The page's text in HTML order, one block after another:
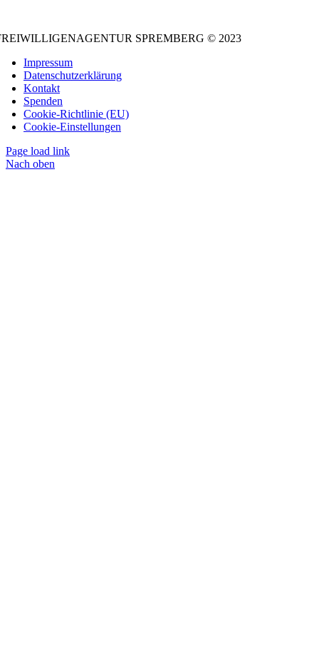
SPREMBERG © 2023
Impressum
Datenschutzerklärung
Kontakt
Spenden
Cookie-Richtlinie (EU)
Cookie-Einstellungen
Page load link
Nach oben